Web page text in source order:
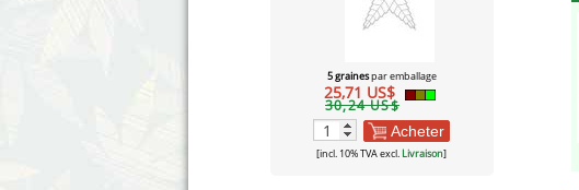
5 grainespar emballage
25,71 US$
30,24 US$
Acheter
[incl. 10% TVA excl.Livraison]